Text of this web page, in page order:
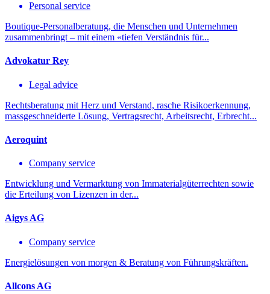
Personal service
Boutique-Personalberatung, die Menschen und Unternehmen
zusammenbringt – mit einem «tiefen Verständnis für...
Advokatur Rey
Legal advice
Rechtsberatung mit Herz und Verstand, rasche Risikoerkennung,
massgeschneiderte Lösung, Vertragsrecht, Arbeitsrecht, Erbrecht...
Aeroquint
Company service
Entwicklung und Vermarktung von Immaterialgüterrechten sowie
die Erteilung von Lizenzen in der...
Aigys AG
Company service
Energielösungen von morgen & Beratung von Führungskräften.
Allcons AG